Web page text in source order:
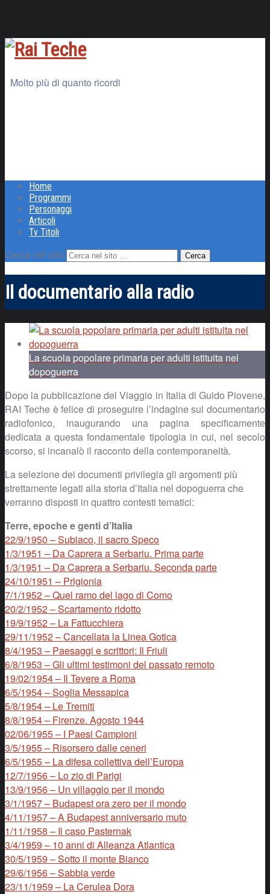
Molto più di quanto ricordi
Home
Programmi
Personaggi
Articoli
Tv Titoli
Cerca nel sito
Il documentario alla radio
La scuola popolare primaria per adulti istituita nel
dopoguerra
Dopo la pubblicazione del Viaggio in Italia di Guido Piovene,
RAI Teche è felice di proseguire l’indagine sul documentario
radiofonico, inaugurando una pagina specificamente
dedicata a questa fondamentale tipologia in cui, nel secolo
scorso, si incanalò il racconto della contemporaneità.
La selezione dei documenti privilegia gli argomenti più
strettamente legati alla storia d’Italia nel dopoguerra che
verranno disposti in quattro contesti tematici:
Terre, epoche e genti d’Italia
22/9/1950 – Subiaco, il sacro Speco
1/3/1951 – Da Caprera a Serbariu. Prima parte
1/3/1951 – Da Caprera a Serbariu. Seconda parte
24/10/1951 – Prigionia
7/1/1952 – Quel ramo del lago di Como
20/2/1952 – Scartamento ridotto
19/9/1952 – La Fattucchiera
29/11/1952 – Cancellata la Linea Gotica
8/4/1953 – Paesaggi e scrittori: Il Friuli
6/8/1953 – Gli ultimi testimoni del passato remoto
19/02/1954 – Il Tevere a Roma
6/5/1954 – Soglia Messapica
5/8/1954 – Le Tremiti
8/8/1954 – Firenze. Agosto 1944
02/06/1955 – I Paesi Campioni
3/5/1955 – Risorsero dalle ceneri
6/5/1955 – La difesa collettiva dell’Europa
12/7/1956 – Lo zio di Parigi
13/9/1956 – Un villaggio per il mondo
3/1/1957 – Budapest ora zero per il mondo
4/11/1957 – A Budapest anniversario muto
1/11/1958 – Il caso Pasternak
3/4/1959 – 10 anni di Alleanza Atlantica
30/5/1959 – Sotto il monte Bianco
29/6/1956 – Sabbia verde
23/11/1959 – La Cerulea Dora